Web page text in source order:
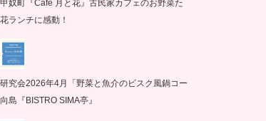
奴町『Cafe 月と花』古民家カフェのお野菜た
ランチに感動！
究会2026年4月「野菜と魚介のビスク風鍋コー
島『BISTRO SIMA亭』